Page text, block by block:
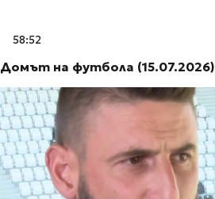
58:52
Домът на футбола (15.07.2026)